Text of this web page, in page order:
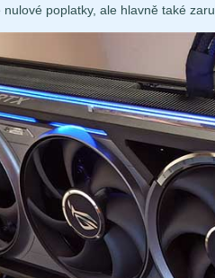
poplatky, ale hlavně také